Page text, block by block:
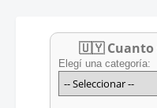
🇺🇾 Cuanto
Elegí una categoría: